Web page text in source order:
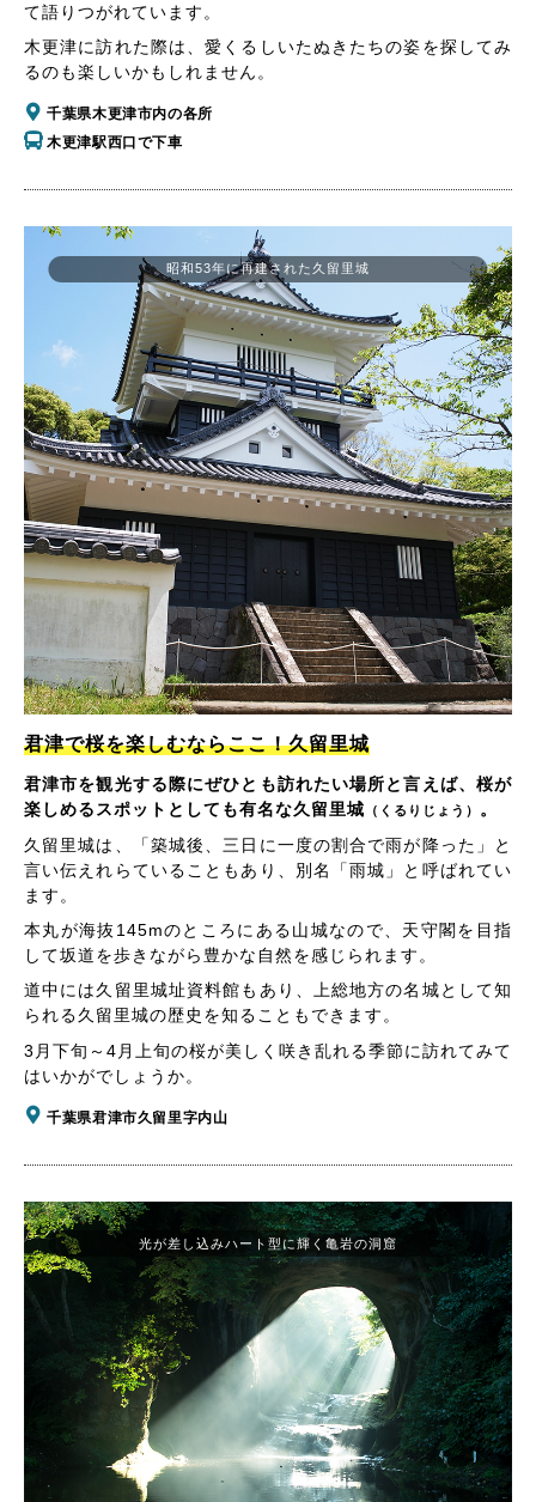
て語りつがれています。
木更津に訪れた際は、愛くるしいたぬきたちの姿を探してみ
るのも楽しいかもしれません。
千葉県木更津市内の各所
木更津駅西口で下車
君津で桜を楽しむならここ！久留里城
君津市を観光する際にぜひとも訪れたい場所と言えば、桜が
楽しめるスポットとしても有名な久留里城 （くるりじょう） 。
久留里城は、「築城後、三日に一度の割合で雨が降った」と
言い伝えれらていることもあり、別名「雨城」と呼ばれてい
ます。
本丸が海抜145mのところにある山城なので、天守閣を目指
して坂道を歩きながら豊かな自然を感じられます。
道中には久留里城址資料館もあり、上総地方の名城として知
られる久留里城の歴史を知ることもできます。
3月下旬～4月上旬の桜が美しく咲き乱れる季節に訪れてみて
はいかがでしょうか。
千葉県君津市久留里字内山
昭和53年に再建された久留里城
光が差し込みハート型に輝く亀岩の洞窟